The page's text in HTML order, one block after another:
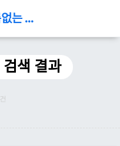
최익필의 이름없는 블로그
검색 결과
건